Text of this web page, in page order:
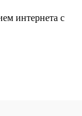
интернета с